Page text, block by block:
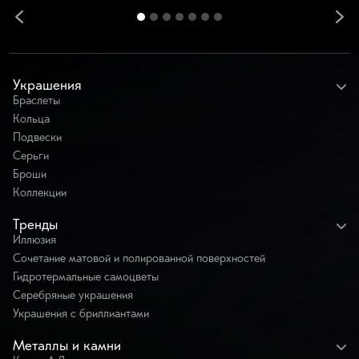
Украшения
Браслеты
Кольца
Подвески
Серьги
Броши
Коллекции
Тренды
Иллюзия
Сочетание матовой и полированной поверхностей
Гидротермальные самоцветы
Серебряные украшения
Украшения с бриллиантами
Металлы и камни